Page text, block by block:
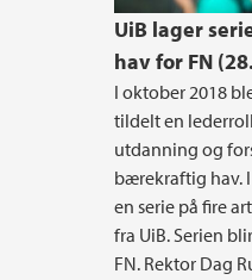
UiB lager
hav for FN
I oktober 2018
tildelt en
utdanning og
bærekraftig hav.
en serie på fire
fra UiB. Serien
FN. Rektor Dag